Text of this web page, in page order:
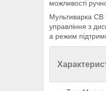
можливості
Мультиварка СВ
управління з
а режим